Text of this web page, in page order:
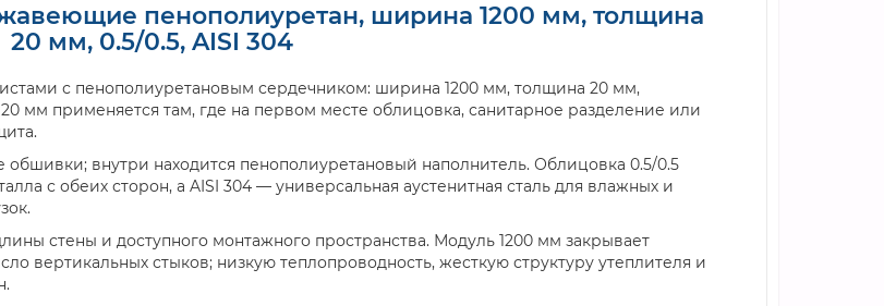
пенополиуретан, ширина 1200 мм, толщина
20 мм, 0.5/0.5, AISI 304
с пенополиуретановым сердечником: ширина 1200 мм, толщина 20 мм,
мм применяется там, где на первом месте облицовка, санитарное разделение или
внутри находится пенополиуретановый наполнитель. Облицовка 0.5/0.5
с обеих сторон, а AISI 304 — универсальная аустенитная сталь для влажных и
стены и доступного монтажного пространства. Модуль 1200 мм закрывает
вертикальных стыков; низкую теплопроводность, жесткую структуру утеплителя и